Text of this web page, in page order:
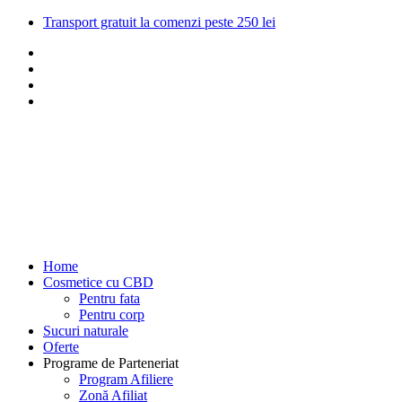
Transport gratuit la comenzi peste 250 lei
Home
Cosmetice cu CBD
Pentru fata
Pentru corp
Sucuri naturale
Oferte
Programe de Parteneriat
Program Afiliere
Zonă Afiliat